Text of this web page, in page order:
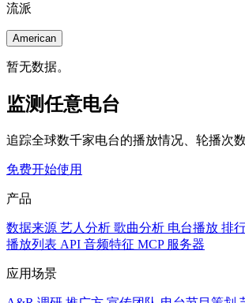
流派
American
暂无数据。
监测任意电台
追踪全球数千家电台的播放情况、轮播次
免费开始使用
产品
数据来源 艺人分析 歌曲分析 电台播放 排
播放列表 API 音频特征 MCP 服务器
应用场景